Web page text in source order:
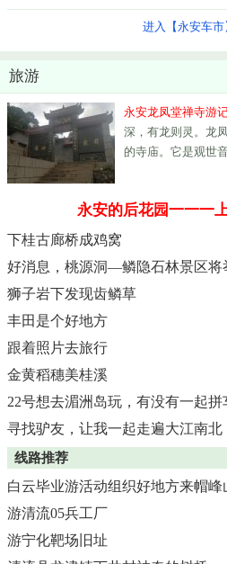
进入【永安车市
旅游
永安龙凤堂禅寺游
深，有龙则灵。龙
的寺庙。它是观世
永安的后花园一一一
下桂古廊桥成鸡窝
好消息，桃源洞—鳞隐石林景区将
狮子岩下发现齿鳞草
丰田是个好地方
跟着照片去旅行
金黄稻穗美桂溪
22号想去湄洲岛玩，有没有一起拼
寻找驴友，让我一起走遍大江南北
线路推荐
白云毕业游活动组织好地方来帽峰
游清流05兵工厂
游宁化靶场旧址